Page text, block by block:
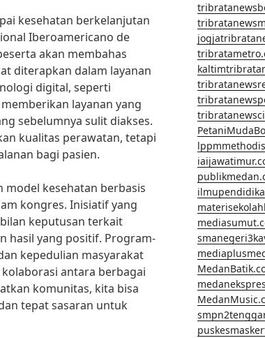
kesehatan berkelanjutan
Iberoamericano de
akan membahas
diterapkan dalam layanan
digital, seperti
layanan yang
sebelumnya sulit diakses.
kualitas perawatan, tetapi
bagi pasien.
kesehatan berbasis
kongres. Inisiatif yang
keputusan terkait
hasil yang positif. Program-
kepedulian masyarakat
antara berbagai
komunitas, kita bisa
tepat sasaran untuk